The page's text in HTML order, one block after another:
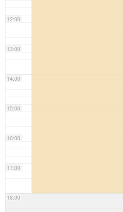
12:00
13:00
14:00
15:00
16:00
17:00
18:00